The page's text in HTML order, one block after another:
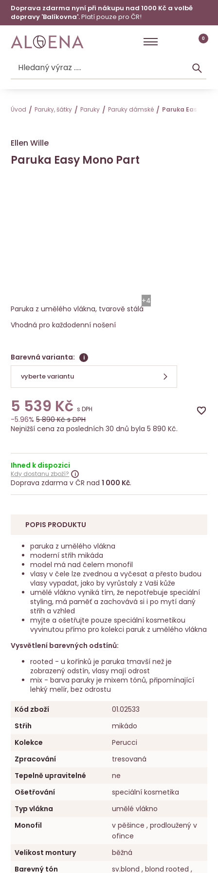
Doprava zdarma nyní při nákupu nad 1000 Kč a volbě
dopravy 'Balíkovna'.Platí pouze pro ČR!
0
Úvod Paruky, šátky Paruky Paruky dámské Paruka Easy
Ellen Wille
Paruka Easy Mono Part
+4
Paruka z umělého vlákna, tvarově stálá
Vhodná pro každodenní nošení
Barevná varianta: i
vyberte variantu
5 539 Kčs DPH
-5.96% 5 890Kč s DPH
Nejnižší cena za posledních 30 dnů byla 5 890 Kč.
Ihned k dispozici
Kdy dostanu zboží?
Doprava zdarma v ČR nad1 000 Kč.
POPIS PRODUKTU
paruka z umělého vlákna
moderní střih mikáda
model má nad čelem monofil
vlasy v čele lze zvednou a vyčesat a přesto budou
vlasy vypadat, jako by vyrůstaly z Vaši kůže
umělé vlákno vyniká tím, že nepotřebuje speciální
styling, má paměť a zachovává si i po mytí daný
střih a vzhled
myjte a ošetřujte pouze speciální kosmetikou
vyvinutou přímo pro kolekci paruk z umělého vlákna
Vysvětlení barevných odstínů:
rooted - u kořínků je paruka tmavší než je
zobrazený odstín, vlasy mají odrost
mix - barva paruky je mixem tónů, připomínající
lehký melír, bez odrostu
Kód zboží
01.02533
Střih
mikádo
Kolekce
Perucci
Zpracování
tresovaná
Tepelně upravitelné
ne
Ošetřování
speciální kosmetika
Typ vlákna
umělé vlákno
Monofil
v pěšince , prodloužený v
ofince
Velikost montury
běžná
Barevný tón
sv.blond , blond rooted ,